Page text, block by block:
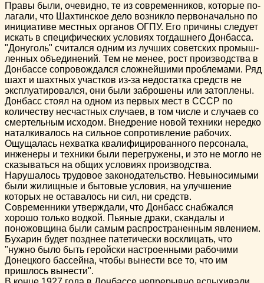
Правы были, очевидно, те из современников, которые по­
лагали, что Шахтинское дело возникло первоначально по
ини­циативе местных органов ОГПУ. Его причины следует
искать в специфических условиях тогдашнего Донбасса.
"Донуголь" считался одним из лучших советских промыш­
ленных объединений. Тем не менее, рост производства в
Дон­бассе сопровождался сложнейшими проблемами. Ряд
шахт и шахтных участков из-за недостатка средств не
эксплуатиро­вался, они были заброшены или затоплены.
Донбасс стоял на одном из первых мест в СССР по
количеству несчастных случаев, в том числе и случаев со
смертельным исходом. Внедрение новой техники нередко
наталкивалось на сильное сопротивление рабочих.
Ощущалась нехватка квалифицированного персонала,
инженеры и техники были перегружены, и это не могло не
сказываться на общих условиях производ­ства.
Нарушалось трудовое законодательство. Невыносимыми
были жилищные и бытовые условия, на улучшение
которых не оставалось ни сил, ни средств.
Современники утверждали, что Донбасс снабжался
хорошо только водкой. Пьяные драки, скандалы и
поножовщина были самым распространенным явлением.
Бухарин будет позднее патетически восклицать, что
"нужно было быть ге­ройски настроенными рабочими
Донецкого бассейна, чтобы вынести все то, что им
пришлось вынести".